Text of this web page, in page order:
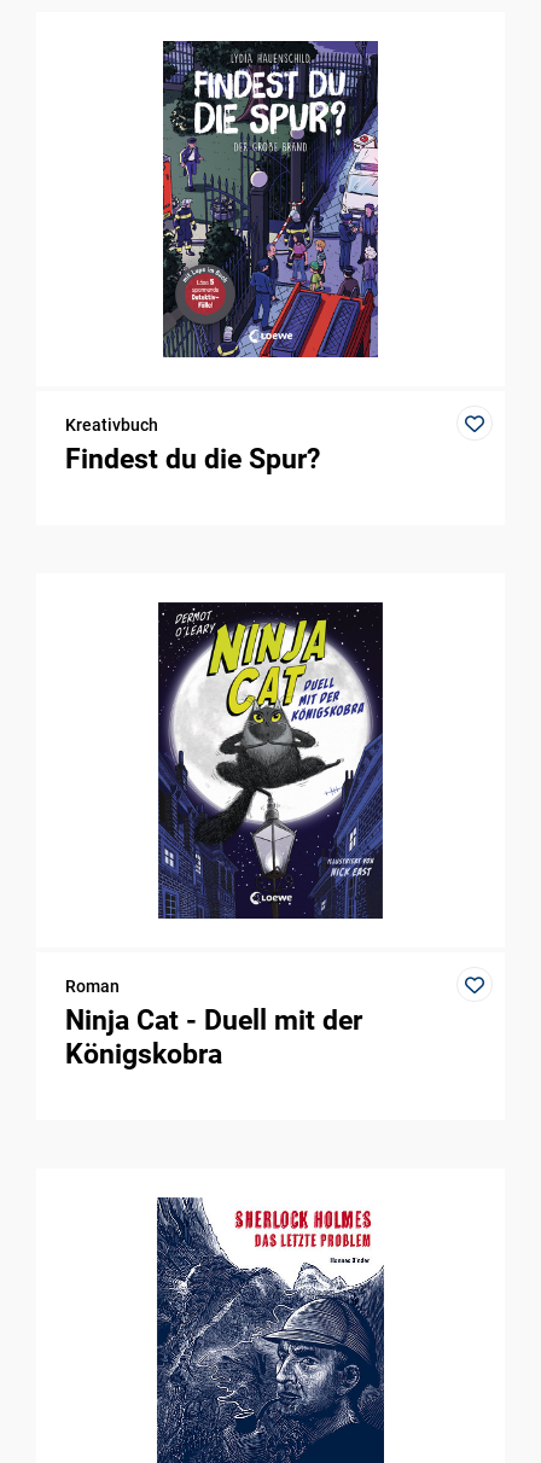
Kreativbuch
Findest du die Spur?
Roman
Ninja Cat - Duell mit der
Königskobra